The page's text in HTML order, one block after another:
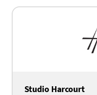
Studio Harcourt